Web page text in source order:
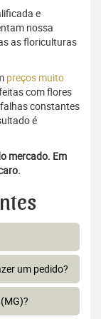
e
nossa
as floriculturas
preços muito
com flores
constantes
é
mercado. Em
um pedido?